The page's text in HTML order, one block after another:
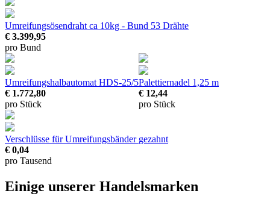
Umreifungsösendraht ca 10kg - Bund 53 Drähte
€ 3.399,95
pro Bund
Umreifungshalbautomat HDS-25/5
€ 1.772,80
pro Stück
Palettiernadel 1,25 m
€ 12,44
pro Stück
Verschlüsse für Umreifungsbänder gezahnt
€ 0,04
pro Tausend
Einige unserer Handelsmarken